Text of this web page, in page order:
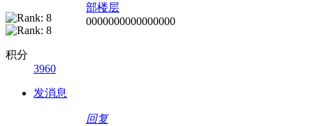
积分
3960
发消息
部楼层
0000000000000000
回复